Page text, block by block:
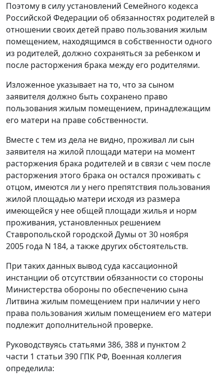
Поэтому в силу установлений Семейного кодекса
Российской Федерации об обязанностях родителей в
отношении своих детей право пользования жилым
помещением, находящимся в собственности одного
из родителей, должно сохраняться за ребенком и
после расторжения брака между его родителями.
Изложенное указывает на то, что за сыном
заявителя должно быть сохранено право
пользования жилым помещением, принадлежащим
его матери на праве собственности.
Вместе с тем из дела не видно, проживал ли сын
заявителя на жилой площади матери на момент
расторжения брака родителей и в связи с чем после
расторжения этого брака он остался проживать с
отцом, имеются ли у него препятствия пользования
жилой площадью матери исходя из размера
имеющейся у нее общей площади жилья и норм
проживания, установленных решением
Ставропольской городской Думы от 30 ноября
2005 года N 184, а также других обстоятельств.
При таких данных вывод суда кассационной
инстанции об отсутствии обязанности со стороны
Министерства обороны по обеспечению сына
Литвина жилым помещением при наличии у него
права пользования жилым помещением его матери
подлежит дополнительной проверке.
Руководствуясь статьями 386, 388 и пунктом 2
части 1 статьи 390 ГПК РФ, Военная коллегия
определила: